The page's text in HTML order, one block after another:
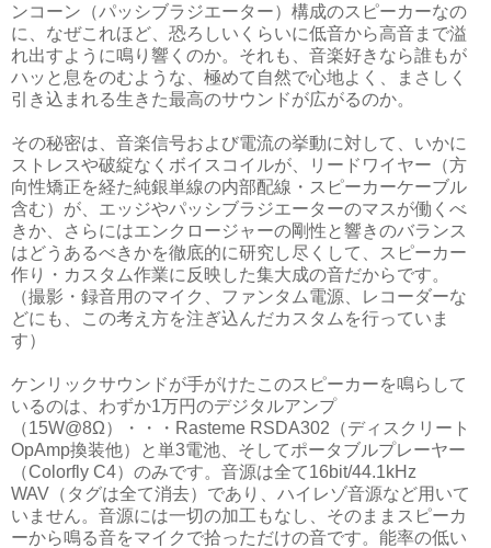
ンコーン（パッシブラジエーター）構成のスピーカーなの
に、なぜこれほど、恐ろしいくらいに低音から高音まで溢
れ出すように鳴り響くのか。それも、音楽好きなら誰もが
ハッと息をのむような、極めて自然で心地よく、まさしく
引き込まれる生きた最高のサウンドが広がるのか。
その秘密は、音楽信号および電流の挙動に対して、いかに
ストレスや破綻なくボイスコイルが、リードワイヤー（方
向性矯正を経た純銀単線の内部配線・スピーカーケーブル
含む）が、エッジやパッシブラジエーターのマスが働くべ
きか、さらにはエンクロージャーの剛性と響きのバランス
はどうあるべきかを徹底的に研究し尽くして、スピーカー
作り・カスタム作業に反映した集大成の音だからです。
（撮影・録音用のマイク、ファンタム電源、レコーダーな
どにも、この考え方を注ぎ込んだカスタムを行っていま
す）
ケンリックサウンドが手がけたこのスピーカーを鳴らして
いるのは、わずか1万円のデジタルアンプ
（15W@8Ω）・・・Rasteme RSDA302（ディスクリート
OpAmp換装他）と単3電池、そしてポータブルプレーヤー
（Colorfly C4）のみです。音源は全て16bit/44.1kHz
WAV（タグは全て消去）であり、ハイレゾ音源など用いて
いません。音源には一切の加工もなし、そのままスピーカ
ーから鳴る音をマイクで拾っただけの音です。能率の低い